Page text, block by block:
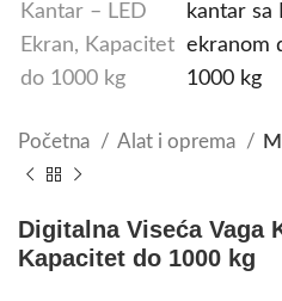
Početna Alat i oprema
Digitalna Viseća Vaga
Kapacitet do 1000 kg